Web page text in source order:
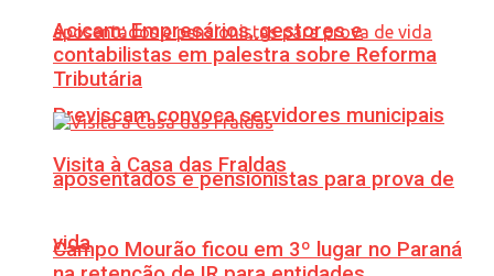
Previscam convoca servidores municipais
aposentados e pensionistas para prova de
vida
Acicam: Empresários, gestores e
contabilistas em palestra sobre Reforma
Tributária
Visita à Casa das Fraldas
Campo Mourão ficou em 3º lugar no Paraná